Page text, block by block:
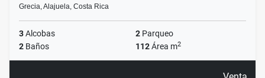
Grecia, Alajuela, Costa Rica
3Alcobas 2 Parqueo
2 Baños 112Área m2